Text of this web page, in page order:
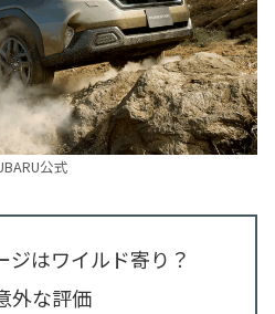
公式
ジはワイルド寄り？
外な評価